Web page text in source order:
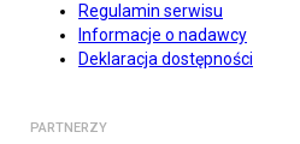
Regulamin serwisu
Informacje o nadawcy
Deklaracja dostępności
PARTNERZY